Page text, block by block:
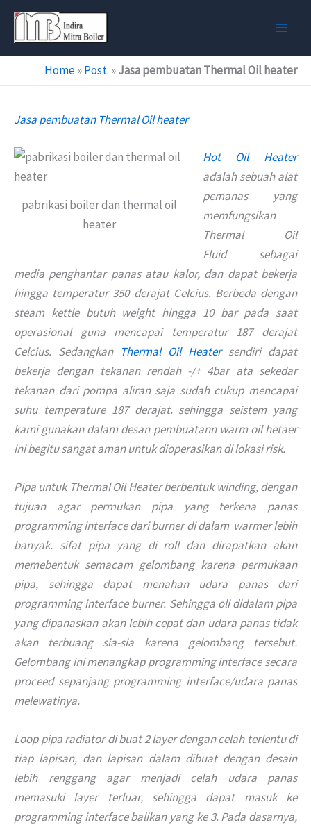
Skip
content
Home»Post. »Jasa pembuatan Thermal Oil heater
Jasa pembuatan Thermal Oil heater
pabrikasi boiler dan thermal oil
heater
Hot Oil Heater
adalah sebuah alat
pemanas yang
memfungsikan
Thermal Oil
Fluid sebagai
media penghantar panas atau kalor, dan dapat bekerja
hingga temperatur 350 derajat Celcius. Berbeda dengan
steam kettle butuh weight hingga 10 bar pada saat
operasional guna mencapai temperatur 187 derajat
Celcius. Sedangkan Thermal Oil Heatersendiri dapat
bekerja dengan tekanan rendah -/+ 4bar ata sekedar
tekanan dari pompa aliran saja sudah cukup mencapai
suhu temperature 187 derajat. sehingga seistem yang
kami gunakan dalam desan pembuatann warm oil hetaer
ini begitu sangat aman untuk dioperasikan di lokasi risk.
Pipa untuk Thermal Oil Heater berbentuk winding, dengan
tujuan agar permukan pipa yang terkena panas
programming interface dari burner di dalam warmer lebih
banyak. sifat pipa yang di roll dan dirapatkan akan
memebentuk semacam gelombang karena permukaan
pipa, sehingga dapat menahan udara panas dari
programming interface burner. Sehingga oli didalam pipa
yang dipanaskan akan lebih cepat dan udara panas tidak
akan terbuang sia-sia karena gelombang tersebut.
Gelombang ini menangkap programming interface secara
proceed sepanjang programming interface/udara panas
melewatinya.
Loop pipa radiator di buat 2 layer dengan celah terlentu di
tiap lapisan, dan lapisan dalam dibuat dengan desain
lebih renggang agar menjadi celah udara panas
memasuki layer terluar, sehingga dapat masuk ke
programming interface balikan yang ke 3. Pada dasarnya,